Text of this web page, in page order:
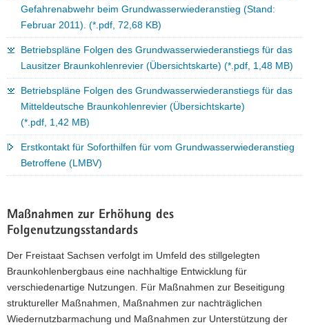
Gefahrenabwehr beim Grundwasserwiederanstieg (Stand:
Februar 2011). (*.pdf, 72,68 KB)
Betriebspläne Folgen des Grundwasserwiederanstiegs für das
Lausitzer Braunkohlenrevier (Übersichtskarte) (*.pdf, 1,48 MB)
Betriebspläne Folgen des Grundwasserwiederanstiegs für das
Mitteldeutsche Braunkohlenrevier (Übersichtskarte)
(*.pdf, 1,42 MB)
Erstkontakt für Soforthilfen für vom Grundwasserwiederanstieg
Betroffene (LMBV)
Maßnahmen zur Erhöhung des
Folgenutzungsstandards
Der Freistaat Sachsen verfolgt im Umfeld des stillgelegten
Braunkohlenbergbaus eine nachhaltige Entwicklung für
verschiedenartige Nutzungen. Für Maßnahmen zur Beseitigung
struktureller Maßnahmen, Maßnahmen zur nachträglichen
Wiedernutzbarmachung und Maßnahmen zur Unterstützung der